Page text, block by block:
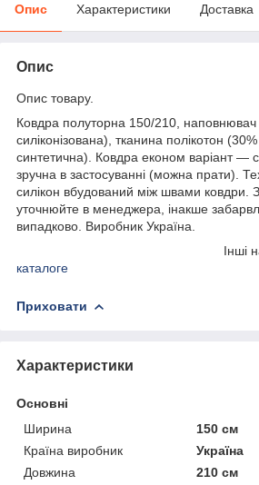
Опис Характеристики Доставка
Опис
Опис товару.
Ковдра полуторна 150/210, наповнювач
силіконізована), тканина полікотон
синтетична). Ковдра економ варіант —
зручна в застосуванні (можна прати).
силікон вбудований між швами ковдри.
уточнюйте в менеджера, інакше
випадково. Виробник Україна.
Інші наші товари
каталоге
Приховати
Характеристики
Основні
Ширина
150 см
Країна виробник
Україна
Довжина
210 см